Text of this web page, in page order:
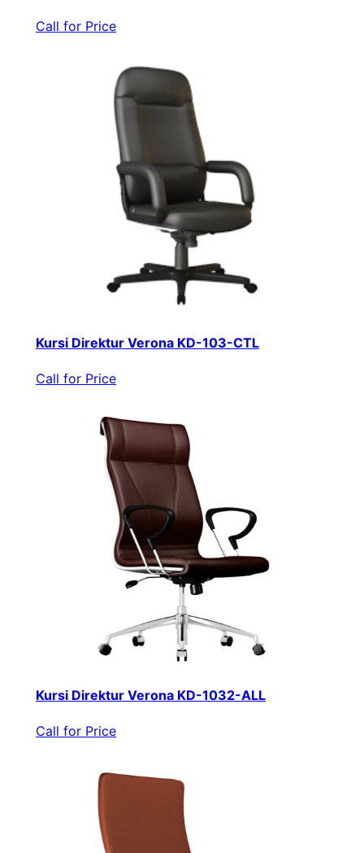
Call for Price
Kursi Direktur Verona KD-103-CTL
Call for Price
Kursi Direktur Verona KD-1032-ALL
Call for Price